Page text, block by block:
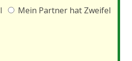
Mein Partner hat Zweifel